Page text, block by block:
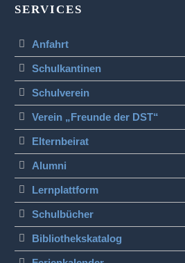
SERVICES
Anfahrt
Schulkantinen
Schulverein
Verein „Freunde der DST“
Elternbeirat
Alumni
Lernplattform
Schulbücher
Bibliothekskatalog